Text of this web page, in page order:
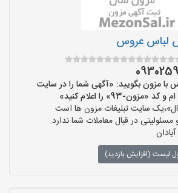
لباس عروس
با مزون بگویید: «آگهی شما را در سایت
93» را اعلام کنید»
سایت تبلیغات مزون ها است
در قبال معاملات شما ندارد.
لیست (افزایش بازدید)